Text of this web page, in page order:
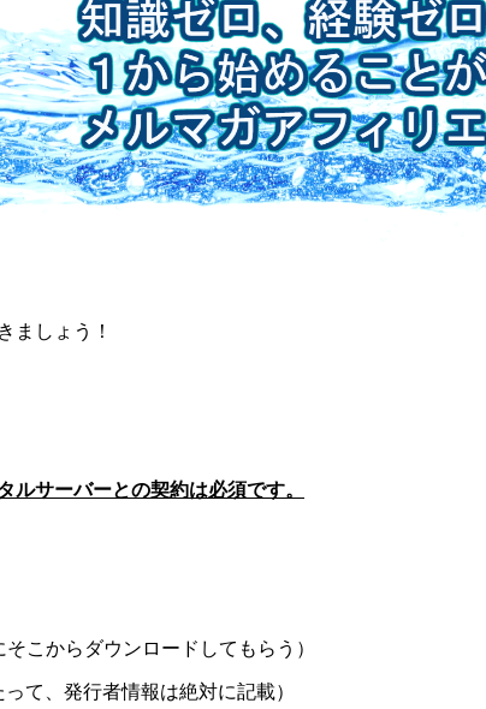
ましょう！
ルサーバーとの契約は必須です。
こからダウンロードしてもらう）
て、発行者情報は絶対に記載）